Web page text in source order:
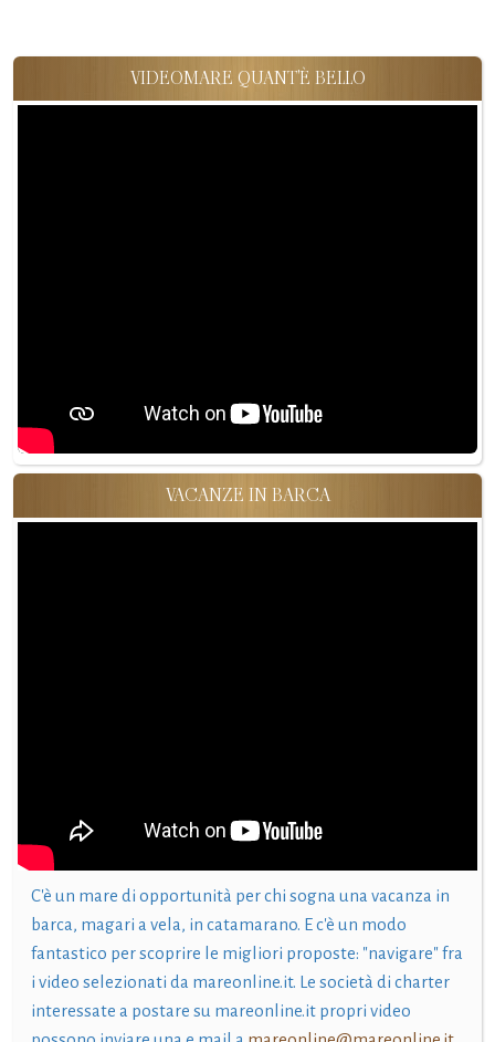
VIDEOMARE QUANT'È BELLO
VACANZE IN BARCA
C'è un mare di opportunità per chi sogna una vacanza in
barca, magari a vela, in catamarano. E c'è un modo
fantastico per scoprire le migliori proposte: "navigare" fra
i video selezionati da mareonline.it. Le società di charter
interessate a postare su mareonline.it propri video